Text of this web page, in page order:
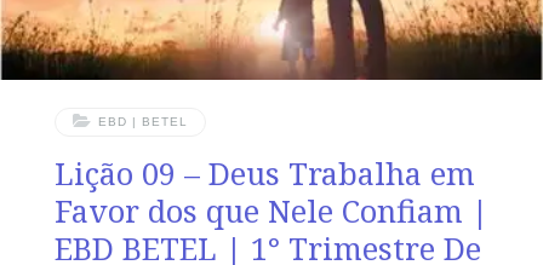
EBD | BETEL
Lição 09 – Deus Trabalha em
Favor dos que Nele Confiam |
EBD BETEL | 1° Trimestre De